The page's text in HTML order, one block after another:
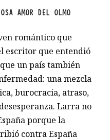
AMOR DEL OLMO
romántico que
escritor que entendió
un país también
una mezcla
burocracia, atraso,
Larra no
porque la
contra España